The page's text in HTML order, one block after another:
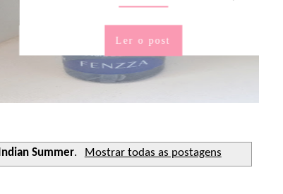
Summer. Mostrar todas as postagens